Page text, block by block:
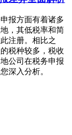
报方面有着诸多
，其低税率和简
注册。相比之
税种较多，税收
公司在税务申报
深入分析。